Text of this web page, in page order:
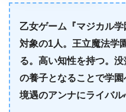
乙女ゲーム『マジカル
対象の1人。王立魔法学
る。高い知性を持つ。
の養子となることで学
境遇のアンナにライバル